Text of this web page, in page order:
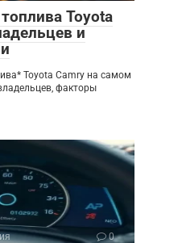
Toyota
и
Toyota Camry на самом
факторы
0